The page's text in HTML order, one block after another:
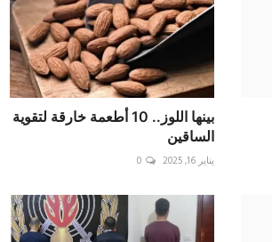
بينها اللوز.. 10 أطعمة خارقة لتقوية
الساقين
يناير 16, 2025 0